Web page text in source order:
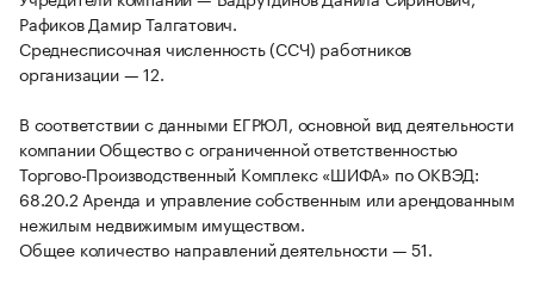
Рафиков Дамир Талгатович.
Среднесписочная численность (ССЧ) работников
организации — 12.
В соответствии с данными ЕГРЮЛ, основной вид деятельности
компании Общество с ограниченной ответственностью
Торгово-Производственный Комплекс «ШИФА» по ОКВЭД:
68.20.2 Аренда и управление собственным или арендованным
нежилым недвижимым имуществом.
Общее количество направлений деятельности — 51.